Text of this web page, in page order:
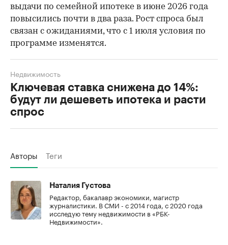
выдачи по семейной ипотеке в июне 2026 года
повысились почти в два раза. Рост спроса был
связан с ожиданиями, что с 1 июля условия по
программе изменятся.
Ключевая ставка снижена до 14%:
будут ли дешеветь ипотека и расти
спрос
Недвижимость
Авторы Теги
Наталия Густова
Редактор, бакалавр экономики, магистр
журналистики. В СМИ - с 2014 года, с 2020 года
исследую тему недвижимости в «РБК-
Недвижимости».